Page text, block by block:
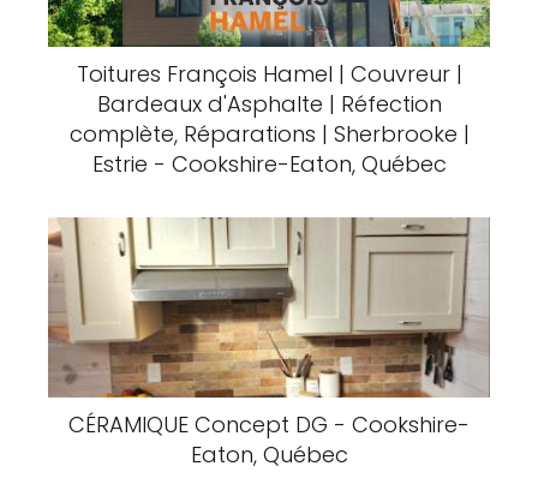
Toitures François Hamel | Couvreur |
Bardeaux d'Asphalte | Réfection
complète, Réparations | Sherbrooke |
Estrie - Cookshire-Eaton, Québec
CÉRAMIQUE Concept DG - Cookshire-
Eaton, Québec